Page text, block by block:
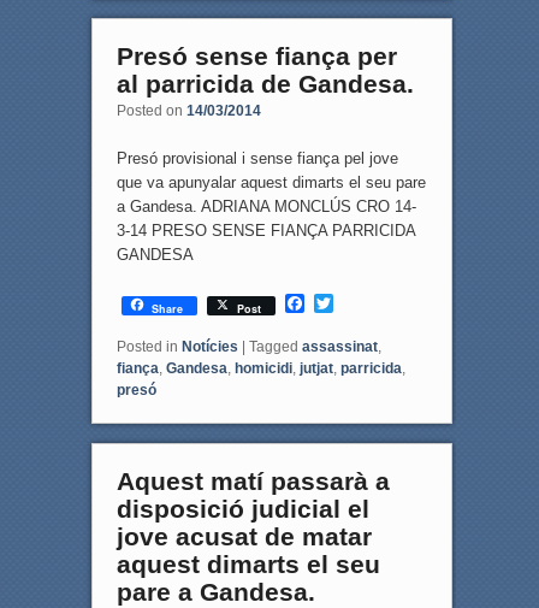
Presó sense fiança per
al parricida de Gandesa.
Posted on 14/03/2014
Presó provisional i sense fiança pel jove
que va apunyalar aquest dimarts el seu pare
a Gandesa. ADRIANA MONCLÚS CRO 14-
3-14 PRESO SENSE FIANÇA PARRICIDA
GANDESA
Share Post
F
c
e
b
o
k
T
i
t
t
r
Posted in Notícies Tagged assassinat,
fiança, Gandesa, homicidi, jutjat, parricida,
presó
Aquest matí passarà a
disposició judicial el
jove acusat de matar
aquest dimarts el seu
pare a Gandesa.